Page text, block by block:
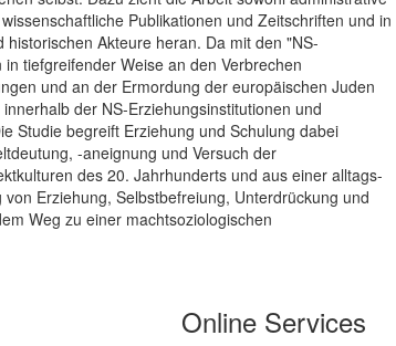
Publikationen und Zeitschriften und in
Akteure heran. Da mit den "NS-
tiefgreifender Weise an den Verbrechen
und an der Ermordung der europäischen Juden
der NS-Erziehungsinstitutionen und
Studie begreift Erziehung und Schulung dabei
-aneignung und Versuch der
des 20. Jahrhunderts und aus einer alltags-
Erziehung, Selbstbefreiung, Unterdrückung und
Weg zu einer machtsoziologischen
Online Services